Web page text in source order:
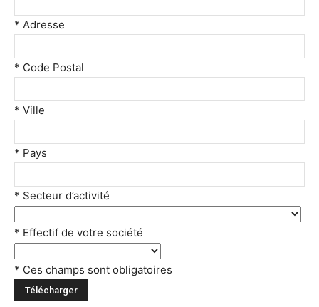
* Adresse
* Code Postal
* Ville
* Pays
* Secteur d’activité
* Effectif de votre société
* Ces champs sont obligatoires